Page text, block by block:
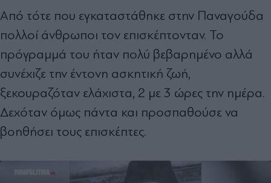
Από τότε που εγκαταστάθηκε στην Παναγούδα
πολλοί άνθρωποι τον επισκέπτονταν. Το
πρόγραμμά του ήταν πολύ βεβαρημένο αλλά
συνέχιζε την έντονη ασκητική ζωή,
ξεκουραζόταν ελάχιστα, 2 με 3 ώρες την ημέρα.
Δεχόταν όμως πάντα και προσπαθούσε να
βοηθήσει τους επισκέπτες.